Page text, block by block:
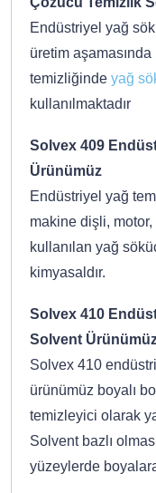
Endüstriyel yağ
üretim aşamasında
temizliğinde yağ
kullanılmaktadır
Solvex 409
Ürünümüz
Endüstriyel yağ
makine dişli, motor,
kullanılan yağ
kimyasaldır.
Solvex 410
Solvent
Solvex 410
ürünümüz boyalı
temizleyici olarak
Solvent bazlı
yüzeylerde